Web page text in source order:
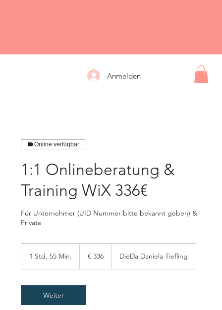
Online verfügbar
1:1 Onlineberatung &
Training WiX 336€
Für Unternehmer (UID Nummer bitte bekannt geben) &
Private
1 Std. 55 Min.
d
5
€ 336 DieDa Daniela Tiefling
Weiter
Anmelden